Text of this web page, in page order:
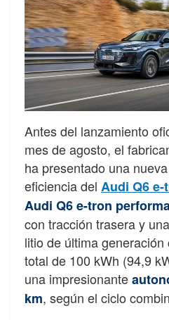
Antes del lanzamiento
mes de agosto, el
ha presentado una
eficiencia del Audi Q6 e-
Audi Q6 e-tron
con tracción trasera y
litio de última
total de 100 kWh (94,9
una impresionante
km, según el ciclo